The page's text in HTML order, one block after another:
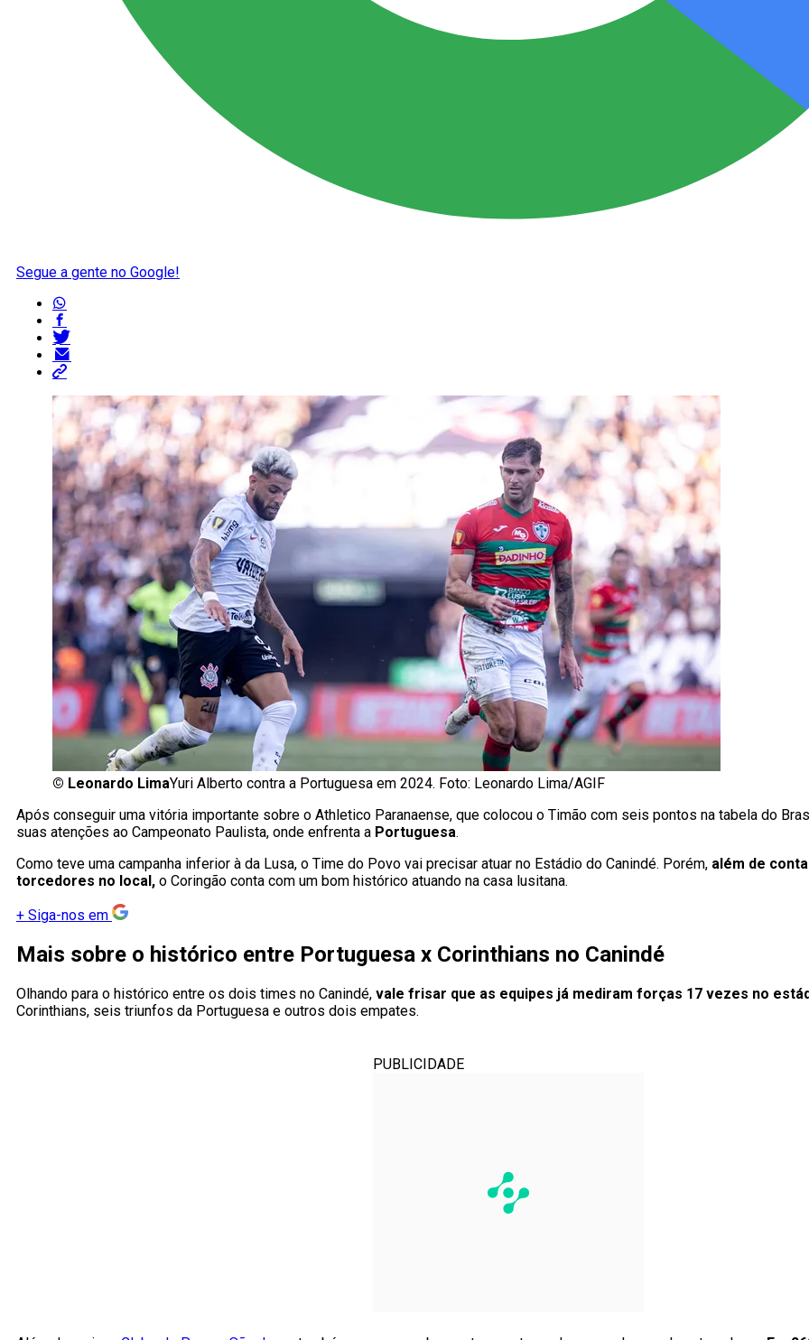
Segue a gente no Google!
© Leonardo LimaYuri Alberto contra a Portuguesa em 2024. Foto: Leonardo Lima/AGIF
Após conseguir uma vitória importante sobre o Athletico Paranaense, que colocou o Timão com seis pontos na tabela do
suas atenções ao Campeonato Paulista, onde enfrenta a Portuguesa.
Como teve uma campanha inferior à da Lusa, o Time do Povo vai precisar atuar no Estádio do Canindé. Porém, além de
torcedores no local, o Coringão conta com um bom histórico atuando na casa lusitana.
+ Siga-nos em
Mais sobre o histórico entre Portuguesa x Corinthians no Canindé
Olhando para o histórico entre os dois times no Canindé, vale frisar que as equipes já mediram forças 17 vezes no
Corinthians, seis triunfos da Portuguesa e outros dois empates.
PUBLICIDADE